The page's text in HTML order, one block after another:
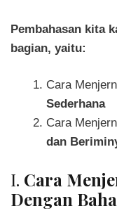
Pembahasan kita
bagian, yaitu:
Cara
Sederhana
Cara
dan
I. Cara
Dengan